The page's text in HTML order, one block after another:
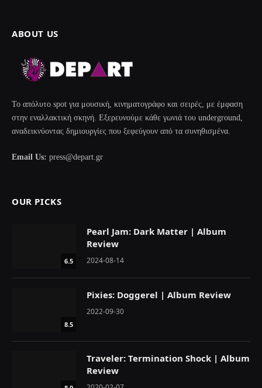
ABOUT US
Το απόλυτο spot για μουσική, κινηματογράφο και σειρές, με έμφαση
στην εναλλακτική σκηνή. Εξερευνούμε κάθε γωνιά του underground,
αναδεικνύοντας δημιουργίες που ξεφεύγουν από τα συνηθισμένα.
Email Us: press@depart.gr
OUR PICKS
6.5
Pearl Jam: Dark Matter | Album
Review
2024-08-14
8.5
Pixies: Doggerel | Album Review
2022-09-30
Traveler: Termination Shock | Album
Review